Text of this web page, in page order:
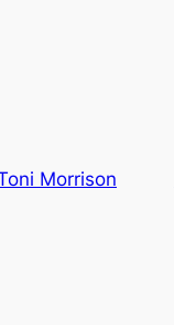
Morrison